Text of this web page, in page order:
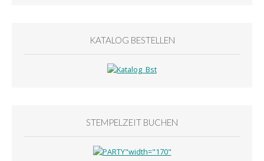
KATALOG BESTELLEN
STEMPELZEIT BUCHEN